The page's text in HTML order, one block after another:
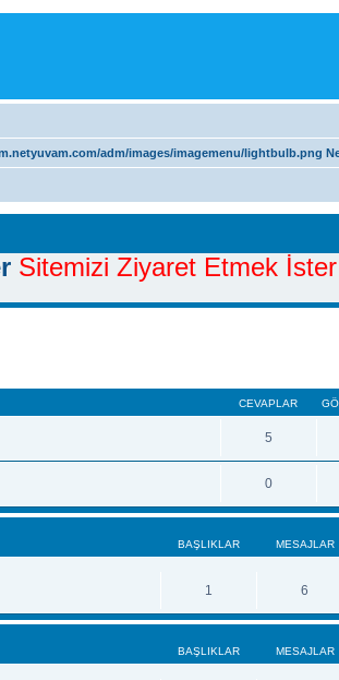
Sitemizi Ziyaret Etmek
CEVAPLAR
5
0
BAŞLIKLAR MESAJLAR
1 6
BAŞLIKLAR MESAJLAR